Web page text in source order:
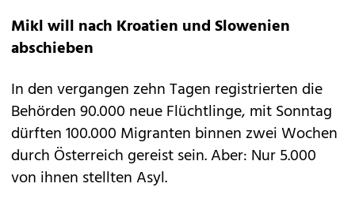
Mikl will nach Kroatien und Slowenien
abschieben
In den vergangen zehn Tagen registrierten die
Behörden 90.000 neue Flüchtlinge, mit Sonntag
dürften 100.000 Migranten binnen zwei Wochen
durch Österreich gereist sein. Aber: Nur 5.000
von ihnen stellten Asyl.